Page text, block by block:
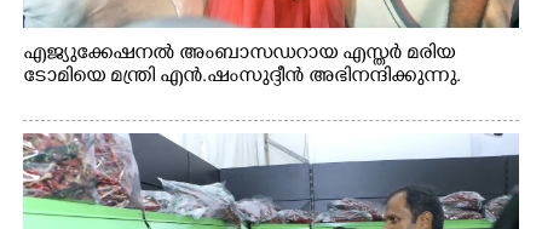
എജ്യുക്കേഷനൽ അംബാസഡറായ എസ്തർ മരിയ
ടോമിയെ മന്ത്രി എൻ.ഷംസുദ്ദീൻ അഭിനന്ദിക്കുന്നു.